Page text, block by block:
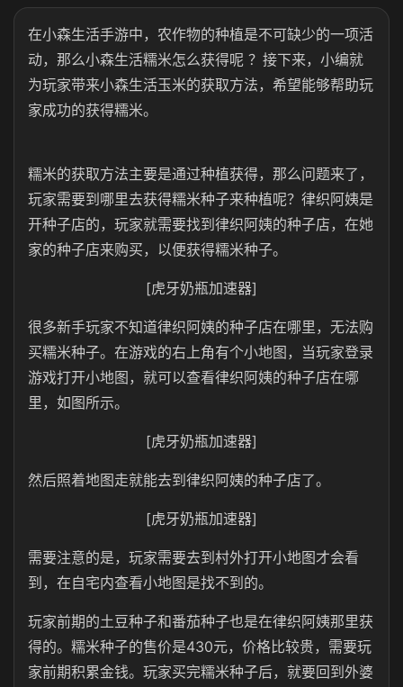
在小森生活手游中，农作物的种植是不可缺少的一项活
动，那么小森生活糯米怎么获得呢 ？接下来，小编就
为玩家带来小森生活玉米的获取方法，希望能够帮助玩
家成功的获得糯米。
糯米的获取方法主要是通过种植获得，那么问题来了，
玩家需要到哪里去获得糯米种子来种植呢？律织阿姨是
开种子店的，玩家就需要找到律织阿姨的种子店，在她
家的种子店来购买，以便获得糯米种子。
[虎牙奶瓶加速器]
很多新手玩家不知道律织阿姨的种子店在哪里，无法购
买糯米种子。在游戏的右上角有个小地图，当玩家登录
游戏打开小地图，就可以查看律织阿姨的种子店在哪
里，如图所示。
[虎牙奶瓶加速器]
然后照着地图走就能去到律织阿姨的种子店了。
[虎牙奶瓶加速器]
需要注意的是，玩家需要去到村外打开小地图才会看
到，在自宅内查看小地图是找不到的。
玩家前期的土豆种子和番茄种子也是在律织阿姨那里获
得的。糯米种子的售价是430元，价格比较贵，需要玩
家前期积累金钱。玩家买完糯米种子后，就要回到外婆